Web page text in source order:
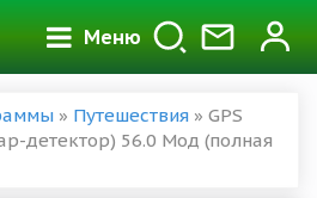
Меню
» Путешествия » GPS
детектор) 56.0 Мод (полная